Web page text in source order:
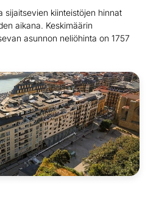
sijaitsevien kiinteistöjen hinnat
aikana. Keskimäärin
asunnon neliöhinta on 1757